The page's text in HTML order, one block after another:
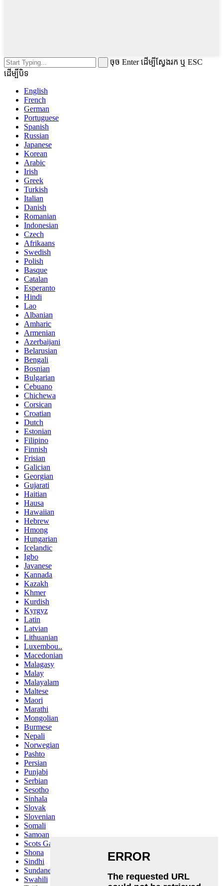
ចុច Enter ដើម្បីស្វែងរក ឬ ESC
ដើម្បីបិទ
English
French
German
Portuguese
Spanish
Russian
Japanese
Korean
Arabic
Irish
Greek
Turkish
Italian
Danish
Romanian
Indonesian
Czech
Afrikaans
Swedish
Polish
Basque
Catalan
Esperanto
Hindi
Lao
Albanian
Amharic
Armenian
Azerbaijani
Belarusian
Bengali
Bosnian
Bulgarian
Cebuano
Chichewa
Corsican
Croatian
Dutch
Estonian
Filipino
Finnish
Frisian
Galician
Georgian
Gujarati
Haitian
Hausa
Hawaiian
Hebrew
Hmong
Hungarian
Icelandic
Igbo
Javanese
Kannada
Kazakh
Khmer
Kurdish
Kyrgyz
Latin
Latvian
Lithuanian
Luxembou..
Macedonian
Malagasy
Malay
Malayalam
Maltese
Maori
Marathi
Mongolian
Burmese
Nepali
Norwegian
Pashto
Persian
Punjabi
Serbian
Sesotho
Sinhala
Slovak
Slovenian
Somali
Samoan
Scots Gaelic
Shona
Sindhi
Sundanese
Swahili